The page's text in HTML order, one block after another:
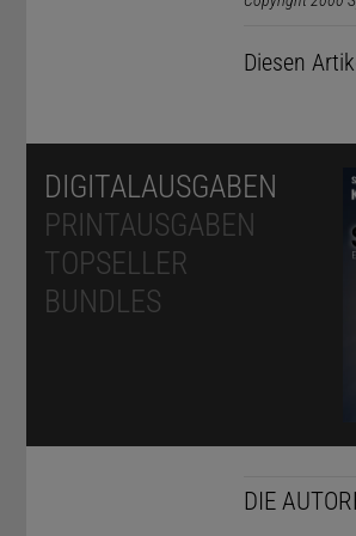
Diesen
DIGITALAUSGABEN
PRINTAUSGABEN
TOPSELLER
BUNDLES
DIE